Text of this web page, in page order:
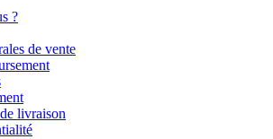
?
de vente
livraison